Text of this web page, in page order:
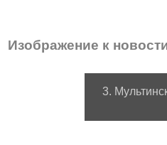
Изображение к
3.